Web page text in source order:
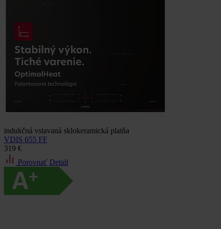
indukčná vstavaná sklokeramická platňa
VDIS 655 FF
319 €
Porovnať Detail